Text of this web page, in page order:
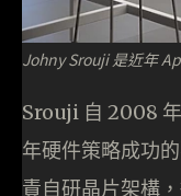
Johny Srouji 是近年
Srouji 自 2008
年硬件策略成功
責自研晶片架構